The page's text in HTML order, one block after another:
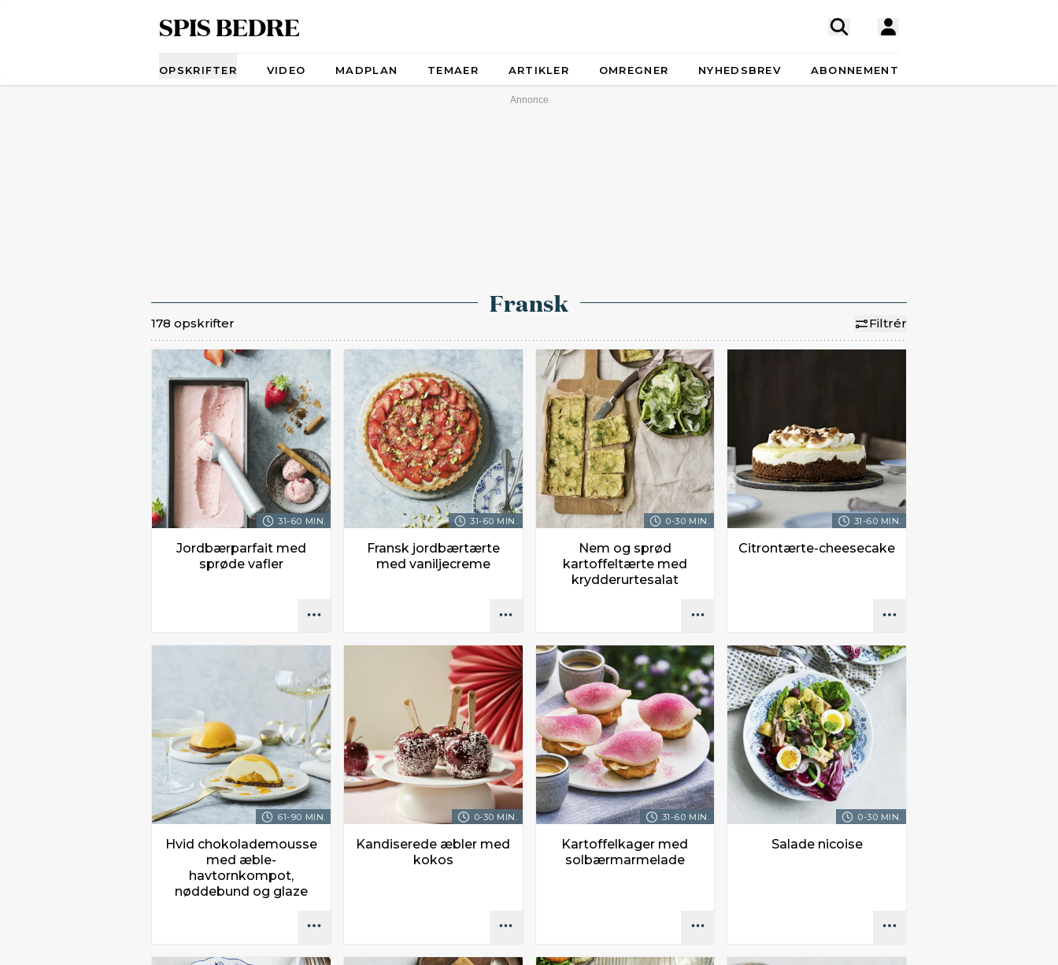
SPIS BEDRE
OPSKRIFTER VIDEO MADPLAN TEMAER ARTIKLER OMREGNER NYHEDSBREV ABONNEMENT
Fransk
178 opskrifter Filtrér
31-60 MIN.
Jordbærparfait med
sprøde vafler
31-60 MIN.
Fransk jordbærtærte
med vaniljecreme
0-30 MIN.
Nem og sprød
kartoffeltærte med
krydderurtesalat
31-60 MIN.
Citrontærte-cheesecake
61-90 MIN.
Hvid chokolademousse
med æble-
havtornkompot,
nøddebund og glaze
0-30 MIN.
Kandiserede æbler med
kokos
31-60 MIN.
Kartoffelkager med
solbærmarmelade
0-30 MIN.
Salade nicoise